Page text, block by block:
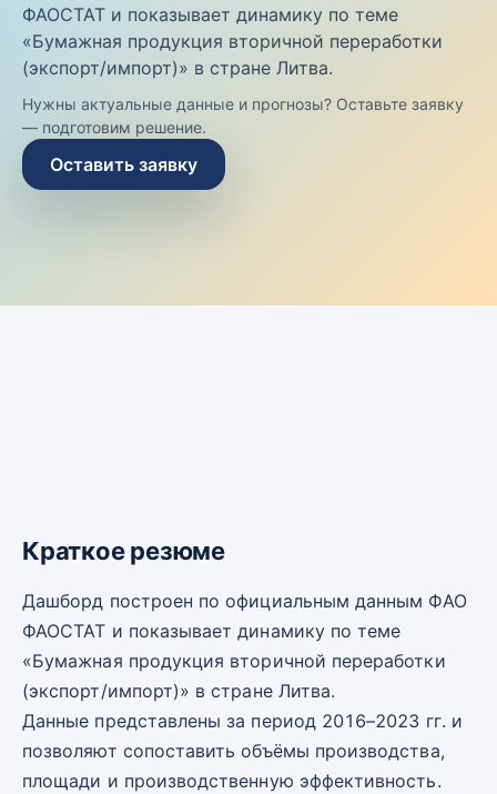
ФАОСТАТ и показывает динамику по теме
«Бумажная продукция вторичной переработки
(экспорт/импорт)» в стране Литва.
Нужны актуальные данные и прогнозы? Оставьте заявку
— подготовим решение.
Оставить заявку
Краткое резюме
Дашборд построен по официальным данным ФАО
ФАОСТАТ и показывает динамику по теме
«Бумажная продукция вторичной переработки
(экспорт/импорт)» в стране Литва.
Данные представлены за период 2016–2023 гг. и
позволяют сопоставить объёмы производства,
площади и производственную эффективность.